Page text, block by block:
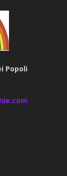
Popoli